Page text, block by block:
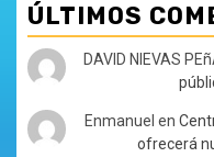
ÚLTIMOS
DAVID NIEVAS
Enmanuel en
ofrecerá